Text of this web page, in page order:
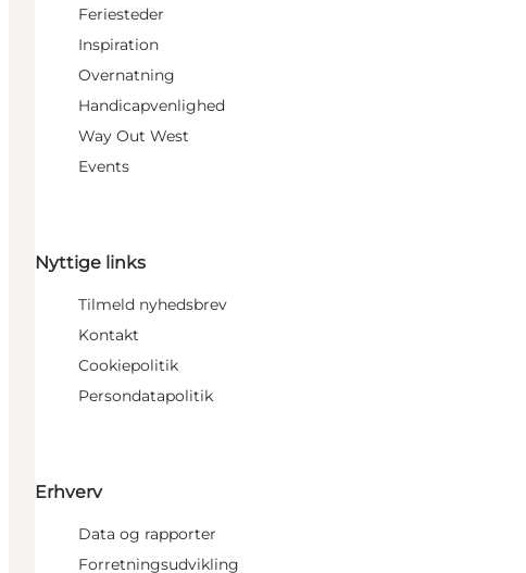
Feriesteder
Inspiration
Overnatning
Handicapvenlighed
Way Out West
Events
Nyttige links
Tilmeld nyhedsbrev
Kontakt
Cookiepolitik
Persondatapolitik
Erhverv
Data og rapporter
Forretningsudvikling